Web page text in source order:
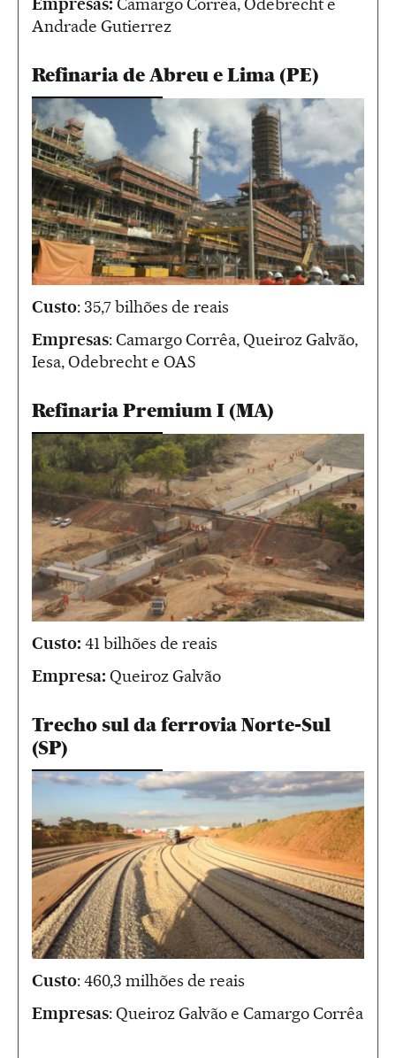
Andrade Gutierrez
Refinaria de Abreu e Lima (PE)
Custo: 35,7 bilhões de reais
Empresas: Camargo Corrêa, Queiroz Galvão,
Iesa, Odebrecht e OAS
Refinaria Premium I (MA)
Custo: 41 bilhões de reais
Empresa: Queiroz Galvão
Trecho sul da ferrovia Norte-Sul
(SP)
Custo: 460,3 milhões de reais
Empresas: Queiroz Galvão e Camargo Corrêa